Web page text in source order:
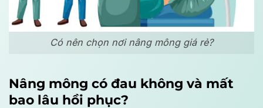
Có nên chọn nơi nâng mông giá rẻ?
Nâng mông có đau không và mất
bao lâu hồi phục?